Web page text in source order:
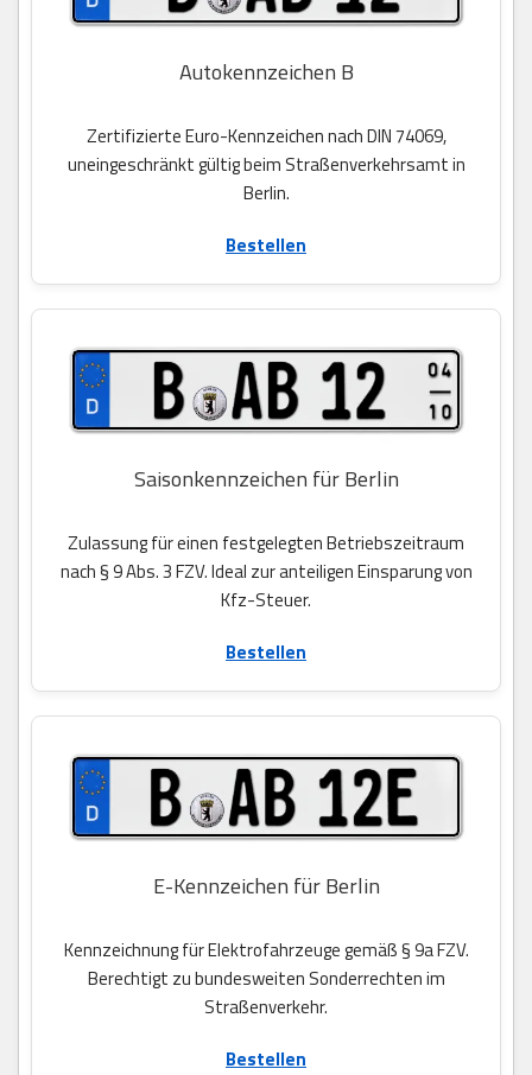
Autokennzeichen B
Zertifizierte Euro-Kennzeichen nach DIN 74069,
uneingeschränkt gültig beim Straßenverkehrsamt in
Berlin.
Bestellen
Saisonkennzeichen für Berlin
Zulassung für einen festgelegten Betriebszeitraum
nach § 9 Abs. 3 FZV. Ideal zur anteiligen Einsparung von
Kfz-Steuer.
Bestellen
E-Kennzeichen für Berlin
Kennzeichnung für Elektrofahrzeuge gemäß § 9a FZV.
Berechtigt zu bundesweiten Sonderrechten im
Straßenverkehr.
Bestellen